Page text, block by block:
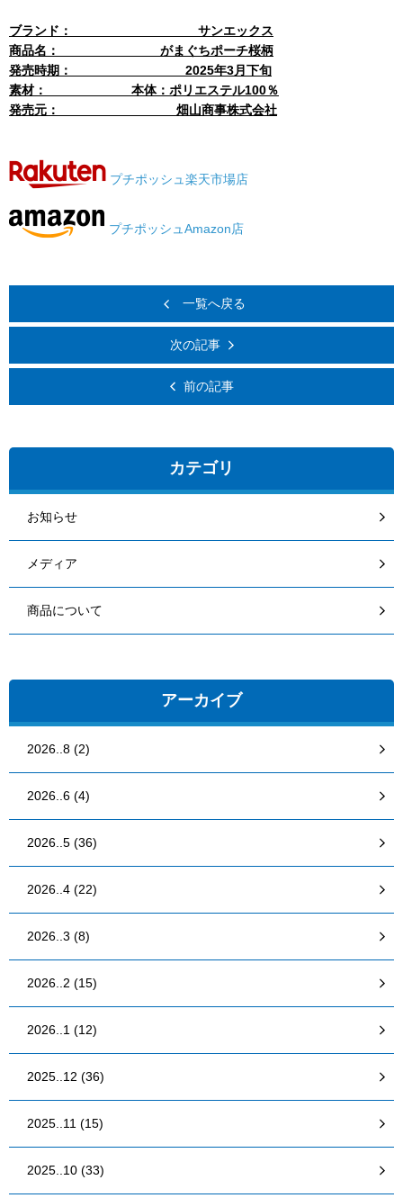
ブランド： サンエックス
商品名： がまぐちポーチ桜柄
発売時期： 2025年3月下旬
素材： 本体：ポリエステル100％
発売元： 畑山商事株式会社
プチポッシュ楽天市場店
プチポッシュAmazon店
一覧へ戻る
次の記事
前の記事
カテゴリ
お知らせ
メディア
商品について
アーカイブ
2026..8 (2)
2026..6 (4)
2026..5 (36)
2026..4 (22)
2026..3 (8)
2026..2 (15)
2026..1 (12)
2025..12 (36)
2025..11 (15)
2025..10 (33)